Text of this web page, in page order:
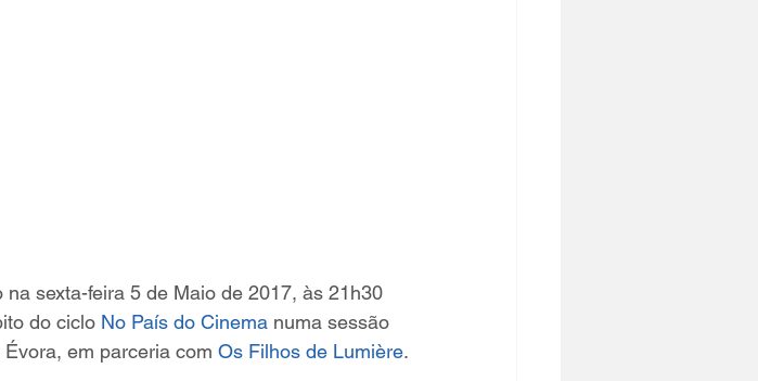
na sexta-feira 5 de Maio de 2017, às 21h30
do ciclo No País do Cinema numa sessão
em parceria com Os Filhos de Lumière.